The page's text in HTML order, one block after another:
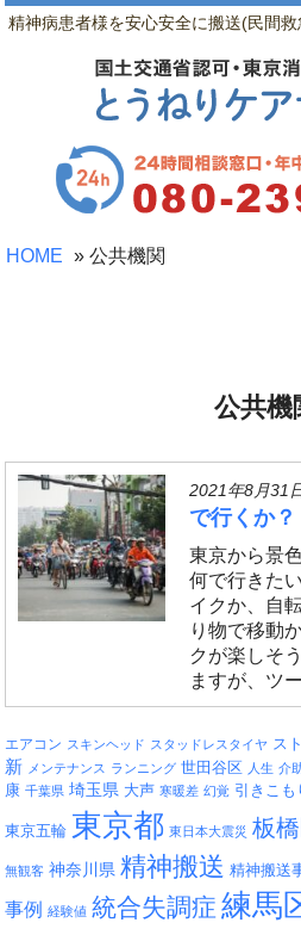
精神病患者様を安心安全に搬送(民間救
HOME » 公共機関
公共機
2021年8月31
で行くか？
東京から景
何で行きた
イクか、自
り物で移動
クが楽しそ
ますが、ツ
エアコン スキンヘッド スタッドレスタイヤ ス
新 メンテナンス ランニング 世田谷区 人生 介
康 千葉県 埼玉県 大声 寒暖差 幻覚 引きこも
東京五輪 東京都 東日本大震災 板
無観客 神奈川県 精神搬送 精神搬送
事例
経験値 統合失調症 練馬